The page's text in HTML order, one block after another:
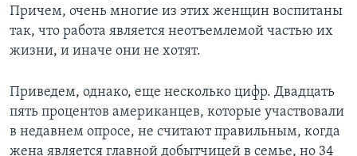
Причем, очень многие из этих женщин воспитаны
так, что работа является неотъемлемой частью их
жизни, и иначе они не хотят.
Приведем, однако, еще несколько цифр. Двадцать
пять процентов американцев, которые участвовали
в недавнем опросе, не считают правильным, когда
жена является главной добытчицей в семье, но 34